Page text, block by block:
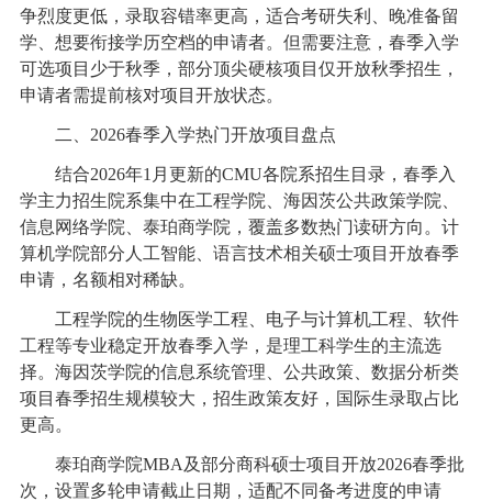
争烈度更低，录取容错率更高，适合考研失利、晚准备留
学、想要衔接学历空档的申请者。但需要注意，春季入学
可选项目少于秋季，部分顶尖硬核项目仅开放秋季招生，
申请者需提前核对项目开放状态。
二、2026春季入学热门开放项目盘点
结合2026年1月更新的CMU各院系招生目录，春季入
学主力招生院系集中在工程学院、海因茨公共政策学院、
信息网络学院、泰珀商学院，覆盖多数热门读研方向。计
算机学院部分人工智能、语言技术相关硕士项目开放春季
申请，名额相对稀缺。
工程学院的生物医学工程、电子与计算机工程、软件
工程等专业稳定开放春季入学，是理工科学生的主流选
择。海因茨学院的信息系统管理、公共政策、数据分析类
项目春季招生规模较大，招生政策友好，国际生录取占比
更高。
泰珀商学院MBA及部分商科硕士项目开放2026春季批
次，设置多轮申请截止日期，适配不同备考进度的申请